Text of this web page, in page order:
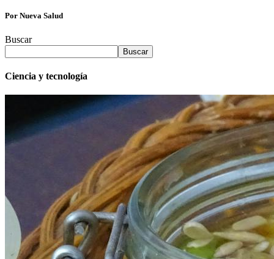
Por Nueva Salud
Buscar
Buscar
Ciencia y tecnología